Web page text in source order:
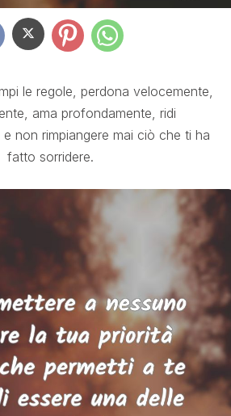
le regole, perdona velocemente,
ama profondamente, ridi
non rimpiangere mai ciò che ti ha
fatto sorridere.